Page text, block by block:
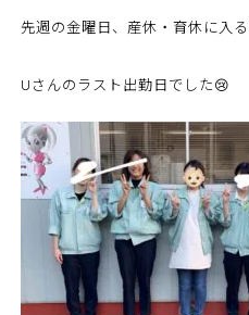
先週の金曜日、産休・育休に入
Uさんのラスト出勤日でした😢